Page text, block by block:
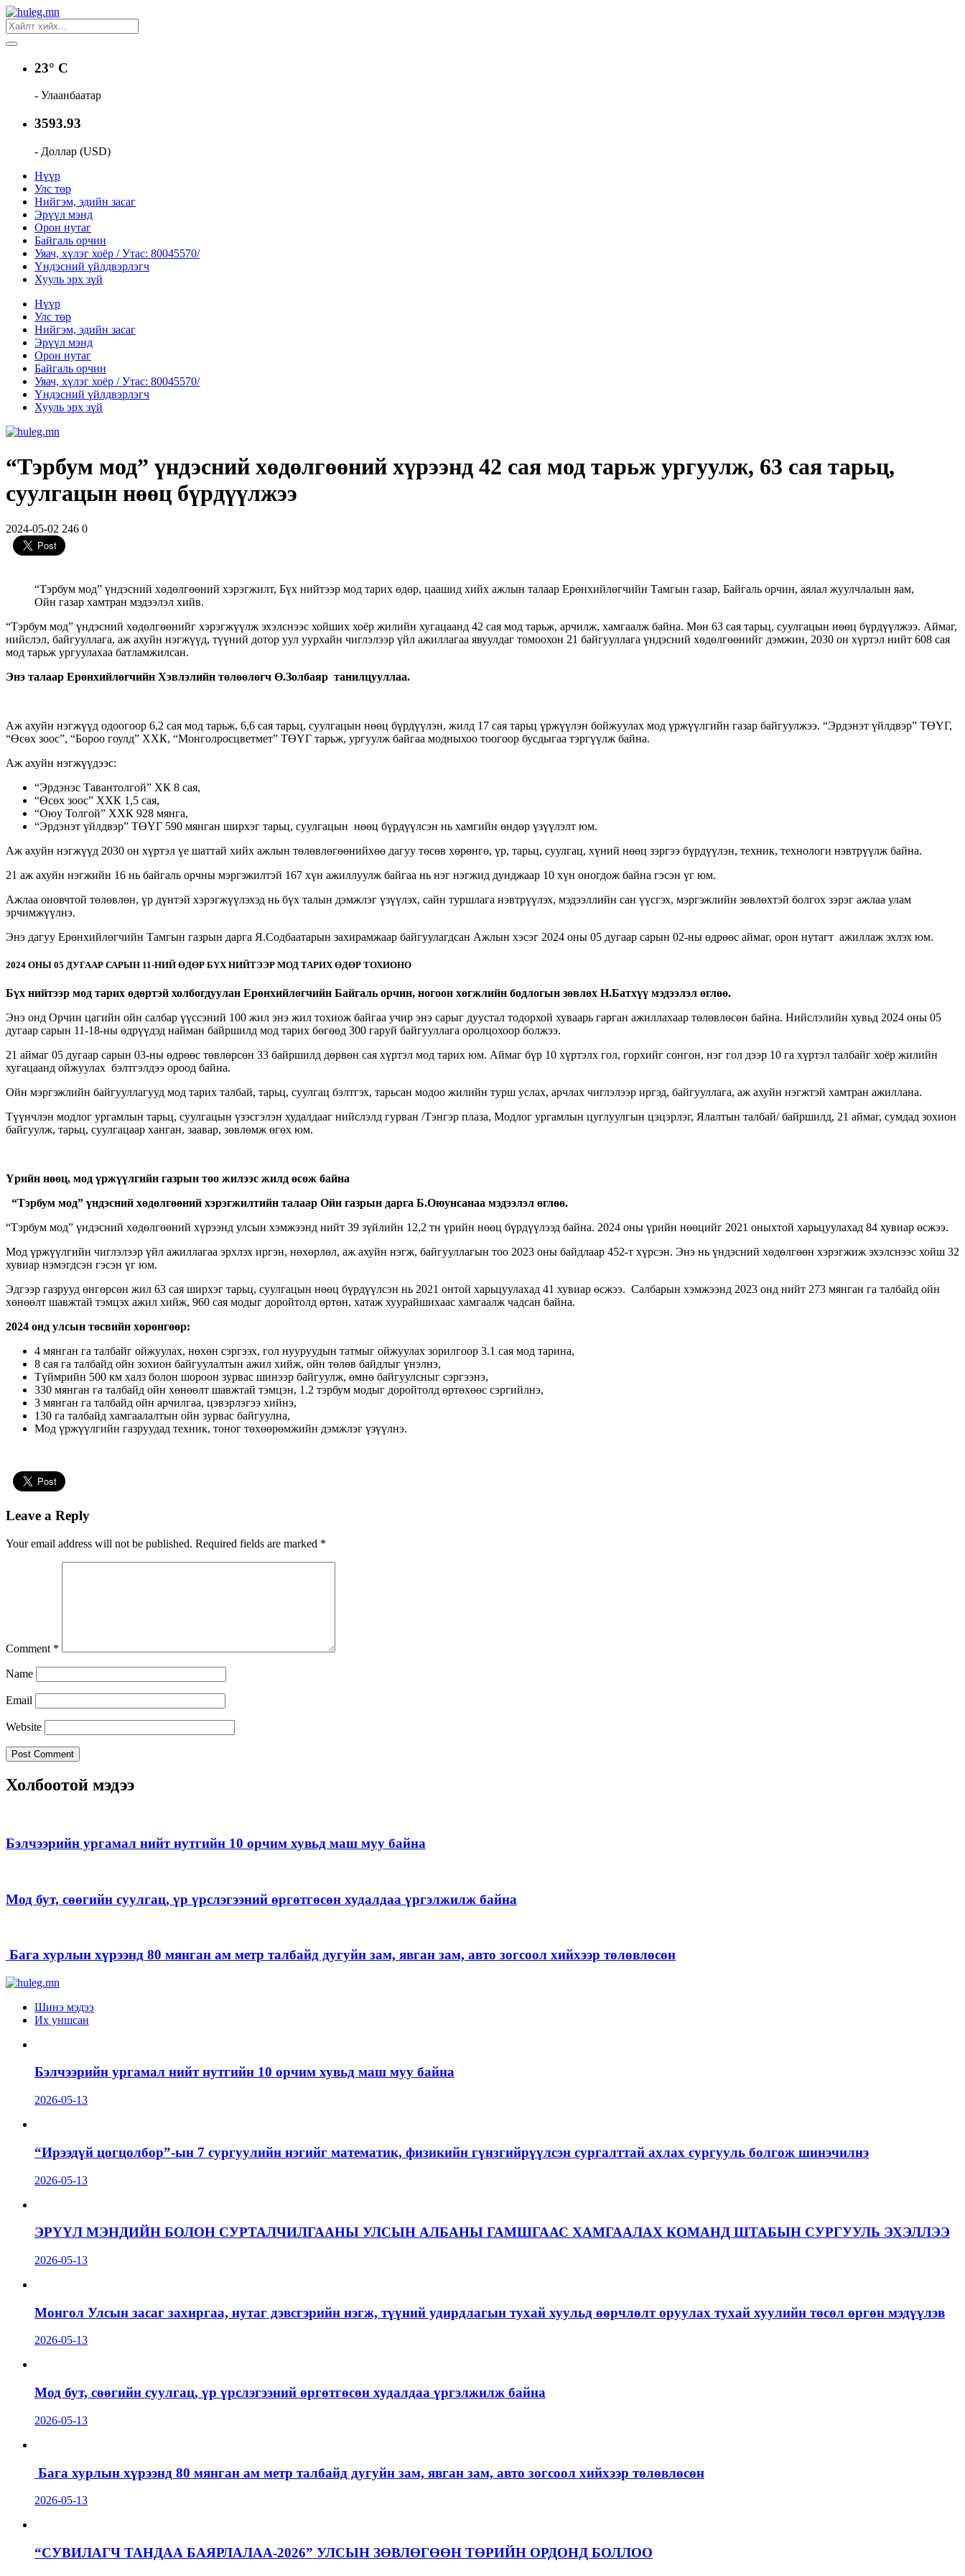
23° C
- Улаанбаатар
3593.93
- Доллар (USD)
Нүүр
Улс төр
Нийгэм, эдийн засаг
Эрүүл мэнд
Орон нутаг
Байгаль орчин
Уяач, хүлэг хоёр / Утас: 80045570/
Үндэсний үйлдвэрлэгч
Хууль эрх зүй
Нүүр
Улс төр
Нийгэм, эдийн засаг
Эрүүл мэнд
Орон нутаг
Байгаль орчин
Уяач, хүлэг хоёр / Утас: 80045570/
Үндэсний үйлдвэрлэгч
Хууль эрх зүй
“Тэрбум мод” үндэсний хөдөлгөөний хүрээнд 42 сая мод тарьж ургуулж, 63 сая тарьц,
суулгацын нөөц бүрдүүлжээ
2024-05-02 246 0
“Тэрбум мод” үндэсний хөдөлгөөний хэрэгжилт, Бүх нийтээр мод тарих өдөр, цаашид хийх ажлын талаар Ерөнхийлөгчийн Тамгын газар, Байгаль орчин, аялал жуулчлалын яам,
Ойн газар хамтран мэдээлэл хийв.
“Тэрбум мод” үндэсний хөдөлгөөнийг хэрэгжүүлж эхэлснээс хойших хоёр жилийн хугацаанд 42 сая мод тарьж, арчилж, хамгаалж байна. Мөн 63 сая тарьц, суулгацын нөөц бүрдүүлжээ. Аймаг,
нийслэл, байгууллага, аж ахуйн нэгжүүд, түүний дотор уул уурхайн чиглэлээр үйл ажиллагаа явуулдаг томоохон 21 байгууллага үндэсний хөдөлгөөнийг дэмжин, 2030 он хүртэл нийт 608 сая
мод тарьж ургуулахаа батламжилсан.
Энэ талаар Ерөнхийлөгчийн Хэвлэлийн төлөөлөгч Ө.Золбаяр танилцууллаа.
Аж ахуйн нэгжүүд одоогоор 6,2 сая мод тарьж, 6,6 сая тарьц, суулгацын нөөц бүрдүүлэн, жилд 17 сая тарьц үржүүлэн бойжуулах мод үржүүлгийн газар байгуулжээ. “Эрдэнэт үйлдвэр” ТӨҮГ,
“Өсөх зоос”, “Бороо гоулд” ХХК, “Монголросцветмет” ТӨҮГ тарьж, ургуулж байгаа модныхоо тоогоор бусдыгаа тэргүүлж байна.
Аж ахуйн нэгжүүдээс:
“Эрдэнэс Тавантолгой” ХК 8 сая,
“Өсөх зоос” ХХК 1,5 сая,
“Оюу Толгой” ХХК 928 мянга,
“Эрдэнэт үйлдвэр” ТӨҮГ 590 мянган ширхэг тарьц, суулгацын нөөц бүрдүүлсэн нь хамгийн өндөр үзүүлэлт юм.
Аж ахуйн нэгжүүд 2030 он хүртэл үе шаттай хийх ажлын төлөвлөгөөнийхөө дагуу төсөв хөрөнгө, үр, тарьц, суулгац, хүний нөөц зэргээ бүрдүүлэн, техник, технологи нэвтрүүлж байна.
21 аж ахуйн нэгжийн 16 нь байгаль орчны мэргэжилтэй 167 хүн ажиллуулж байгаа нь нэг нэгжид дунджаар 10 хүн оногдож байна гэсэн үг юм.
Ажлаа оновчтой төлөвлөн, үр дүнтэй хэрэгжүүлэхэд нь бүх талын дэмжлэг үзүүлэх, сайн туршлага нэвтрүүлэх, мэдээллийн сан үүсгэх, мэргэжлийн зөвлөхтэй болгох зэрэг ажлаа улам
эрчимжүүлнэ.
Энэ дагуу Ерөнхийлөгчийн Тамгын газрын дарга Я.Содбаатарын захирамжаар байгуулагдсан Ажлын хэсэг 2024 оны 05 дугаар сарын 02-ны өдрөөс аймаг, орон нутагт ажиллаж эхлэх юм.
2024 ОНЫ 05 ДУГААР САРЫН 11-НИЙ ӨДӨР БҮХ НИЙТЭЭР МОД ТАРИХ ӨДӨР ТОХИОНО
Бүх нийтээр мод тарих өдөртэй холбогдуулан Ерөнхийлөгчийн Байгаль орчин, ногоон хөгжлийн бодлогын зөвлөх Н.Батхүү мэдээлэл өглөө.
Энэ онд Орчин цагийн ойн салбар үүссэний 100 жил энэ жил тохиож байгаа учир энэ сарыг дуустал тодорхой хуваарь гарган ажиллахаар төлөвлөсөн байна. Нийслэлийн хувьд 2024 оны 05
дугаар сарын 11-18-ны өдрүүдэд найман байршилд мод тарих бөгөөд 300 гаруй байгууллага оролцохоор болжээ.
21 аймаг 05 дугаар сарын 03-ны өдрөөс төвлөрсөн 33 байршилд дөрвөн сая хүртэл мод тарих юм. Аймаг бүр 10 хүртэлх гол, горхийг сонгон, нэг гол дээр 10 га хүртэл талбайг хоёр жилийн
хугацаанд ойжуулах бэлтгэлдээ ороод байна.
Ойн мэргэжлийн байгууллагууд мод тарих талбай, тарьц, суулгац бэлтгэх, тарьсан модоо жилийн турш услах, арчлах чиглэлээр иргэд, байгууллага, аж ахуйн нэгжтэй хамтран ажиллана.
Түүнчлэн модлог ургамлын тарьц, суулгацын үзэсгэлэн худалдааг нийслэлд гурван /Тэнгэр плаза, Модлог ургамлын цуглуулгын цэцэрлэг, Ялалтын талбай/ байршилд, 21 аймаг, сумдад зохион
байгуулж, тарьц, суулгацаар ханган, заавар, зөвлөмж өгөх юм.
Үрийн нөөц, мод үржүүлгийн газрын тоо жилээс жилд өсөж байна
“Тэрбум мод” үндэсний хөдөлгөөний хэрэгжилтийн талаар Ойн газрын дарга Б.Оюунсанаа мэдээлэл өглөө.
“Тэрбум мод” үндэсний хөдөлгөөний хүрээнд улсын хэмжээнд нийт 39 зүйлийн 12,2 тн үрийн нөөц бүрдүүлээд байна. 2024 оны үрийн нөөцийг 2021 оныхтой харьцуулахад 84 хувиар өсжээ.
Мод үржүүлгийн чиглэлээр үйл ажиллагаа эрхлэх иргэн, нөхөрлөл, аж ахуйн нэгж, байгууллагын тоо 2023 оны байдлаар 452-т хүрсэн. Энэ нь үндэсний хөдөлгөөн хэрэгжиж эхэлснээс хойш 32
хувиар нэмэгдсэн гэсэн үг юм.
Эдгээр газрууд өнгөрсөн жил 63 сая ширхэг тарьц, суулгацын нөөц бүрдүүлсэн нь 2021 онтой харьцуулахад 41 хувиар өсжээ. Салбарын хэмжээнд 2023 онд нийт 273 мянган га талбайд ойн
хөнөөлт шавжтай тэмцэх ажил хийж, 960 сая модыг доройтолд өртөн, хатаж хуурайшихаас хамгаалж чадсан байна.
2024 онд улсын төсвийн хөрөнгөөр:
4 мянган га талбайг ойжуулах, нөхөн сэргээх, гол нууруудын татмыг ойжуулах зорилгоор 3.1 сая мод тарина,
8 сая га талбайд ойн зохион байгуулалтын ажил хийж, ойн төлөв байдлыг үнэлнэ,
Түймрийн 500 км халз болон шороон зурвас шинээр байгуулж, өмнө байгуулсныг сэргээнэ,
330 мянган га талбайд ойн хөнөөлт шавжтай тэмцэн, 1.2 тэрбум модыг доройтолд өртөхөөс сэргийлнэ,
3 мянган га талбайд ойн арчилгаа, цэвэрлэгээ хийнэ,
130 га талбайд хамгаалалтын ойн зурвас байгуулна,
Мод үржүүлгийн газруудад техник, тоног төхөөрөмжийн дэмжлэг үзүүлнэ.
Leave a Reply
Your email address will not be published. Required fields are marked *
Comment *
Name
Email
Website
Холбоотой мэдээ
Бэлчээрийн ургамал нийт нутгийн 10 орчим хувьд маш муу байна
Мод бут, сөөгийн суулгац, үр үрслэгээний өргөтгөсөн худалдаа үргэлжилж байна
Бага хурлын хүрээнд 80 мянган ам метр талбайд дугуйн зам, явган зам, авто зогсоол хийхээр төлөвлөсөн
Шинэ мэдээ
Их уншсан
Бэлчээрийн ургамал нийт нутгийн 10 орчим хувьд маш муу байна
2026-05-13
“Ирээдүй цогцолбор”-ын 7 сургуулийн нэгийг математик, физикийн гүнзгийрүүлсэн сургалттай ахлах сургууль болгож шинэчилнэ
2026-05-13
ЭРҮҮЛ МЭНДИЙН БОЛОН СУРТАЛЧИЛГААНЫ УЛСЫН АЛБАНЫ ГАМШГААС ХАМГААЛАХ КОМАНД ШТАБЫН СУРГУУЛЬ ЭХЭЛЛЭЭ
2026-05-13
Монгол Улсын засаг захиргаа, нутаг дэвсгэрийн нэгж, түүний удирдлагын тухай хуульд өөрчлөлт оруулах тухай хуулийн төсөл өргөн мэдүүлэв
2026-05-13
Мод бут, сөөгийн суулгац, үр үрслэгээний өргөтгөсөн худалдаа үргэлжилж байна
2026-05-13
Бага хурлын хүрээнд 80 мянган ам метр талбайд дугуйн зам, явган зам, авто зогсоол хийхээр төлөвлөсөн
2026-05-13
“СУВИЛАГЧ ТАНДАА БАЯРЛАЛАА-2026” УЛСЫН ЗӨВЛӨГӨӨН ТӨРИЙН ОРДОНД БОЛЛОО